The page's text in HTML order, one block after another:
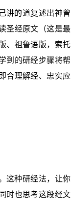
讲的道复述出神曾
圣经原文（这是最
、祖鲁语版，索托
到的研经步骤将帮
合理解经、忠实应
这种研经法，让你
时也思考这段经文